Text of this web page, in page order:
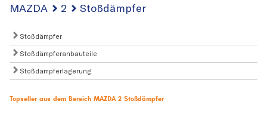
MAZDA 2 Stoßdämpfer
Stoßdämpfer
Stoßdämpferanbauteile
Stoßdämpferlagerung
Topseller aus dem Bereich MAZDA 2 Stoßdämpfer